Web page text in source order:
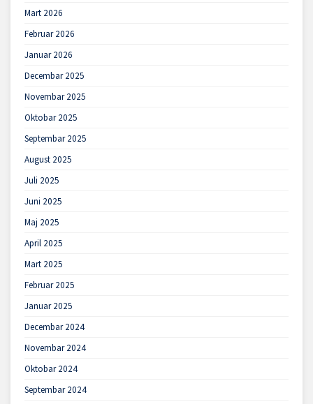
Mart 2026
Februar 2026
Januar 2026
Decembar 2025
Novembar 2025
Oktobar 2025
Septembar 2025
August 2025
Juli 2025
Juni 2025
Maj 2025
April 2025
Mart 2025
Februar 2025
Januar 2025
Decembar 2024
Novembar 2024
Oktobar 2024
Septembar 2024